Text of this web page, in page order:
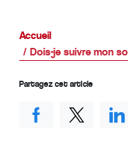
Accueil
Dois-je suivre mon
Partagez cet article